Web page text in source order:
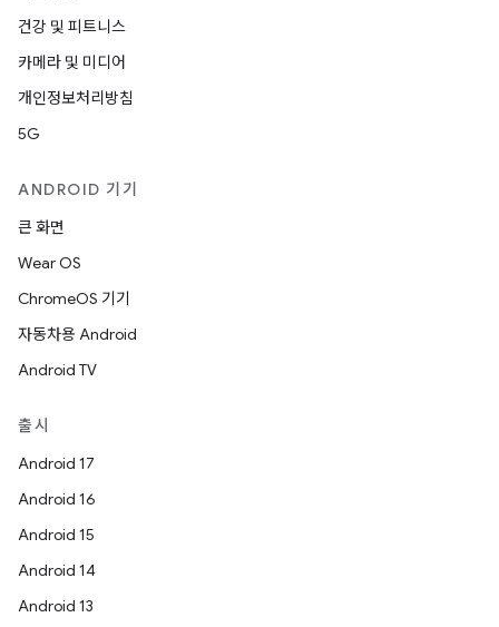
건강 및 피트니스
카메라 및 미디어
개인정보처리방침
5G
ANDROID 기기
큰 화면
Wear OS
ChromeOS 기기
자동차용 Android
Android TV
출시
Android 17
Android 16
Android 15
Android 14
Android 13